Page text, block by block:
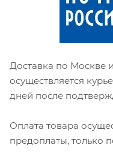
Доставка по Москве
осуществляется
дней после
Оплата товара
предоплаты, только